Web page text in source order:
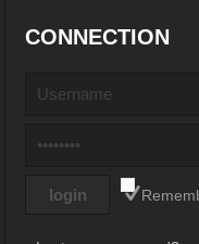
CONNECTION